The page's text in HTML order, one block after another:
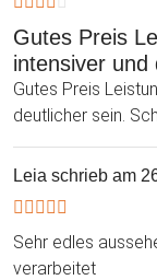
Gutes Preis
intensiver und
Gutes Preis
deutlicher sein.
Leia schrieb am
Sehr edles
verarbeitet